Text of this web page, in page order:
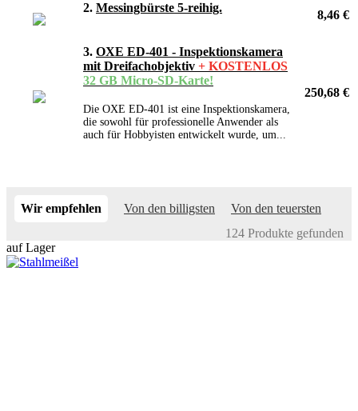
2. Messingbürste 5-reihig.
8,46 €
3. OXE ED-401 - Inspektionskamera
mit Dreifachobjektiv + KOSTENLOS
32 GB Micro-SD-Karte!
Die OXE ED-401 ist eine Inspektionskamera,
die sowohl für professionelle Anwender als
auch für Hobbyisten entwickelt wurde, um...
250,68 €
Wir empfehlen Von den billigsten
Von den teuersten
124 Produkte gefunden
auf Lager